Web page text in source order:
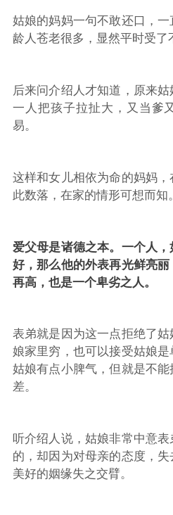
姑娘的妈妈一句不敢还口，
龄人苍老很多，显然平时受了
后来问介绍人才知道，原来
一人把孩子拉扯大，又当爹
易。
这样和女儿相依为命的妈妈
此数落，在家的情形可想而知。
爱父母是诸德之本。一个人
好，那么他的外表再光鲜亮
再高，也是一个卑劣之人。
表弟就是因为这一点拒绝了
娘家里穷，也可以接受姑娘
姑娘有点小脾气，但就是不
差。
听介绍人说，姑娘非常中意
的，却因为对母亲的态度，
美好的姻缘失之交臂。